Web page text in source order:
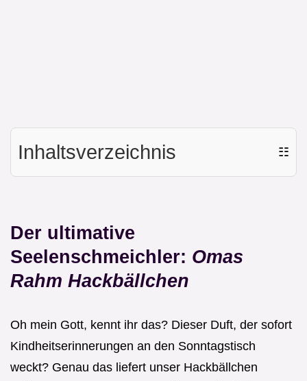
Inhaltsverzeichnis ☷
Der ultimative
Seelenschmeichler: Omas
Rahm Hackbällchen
Oh mein Gott, kennt ihr das? Dieser Duft, der sofort
Kindheitserinnerungen an den Sonntagstisch
weckt? Genau das liefert unser Hackbällchen